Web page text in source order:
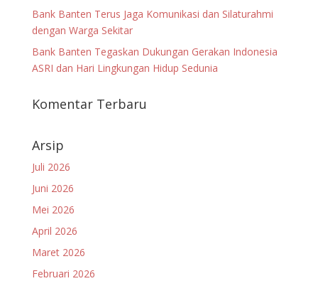
Bank Banten Terus Jaga Komunikasi dan Silaturahmi
dengan Warga Sekitar
Bank Banten Tegaskan Dukungan Gerakan Indonesia
ASRI dan Hari Lingkungan Hidup Sedunia
Komentar Terbaru
Arsip
Juli 2026
Juni 2026
Mei 2026
April 2026
Maret 2026
Februari 2026